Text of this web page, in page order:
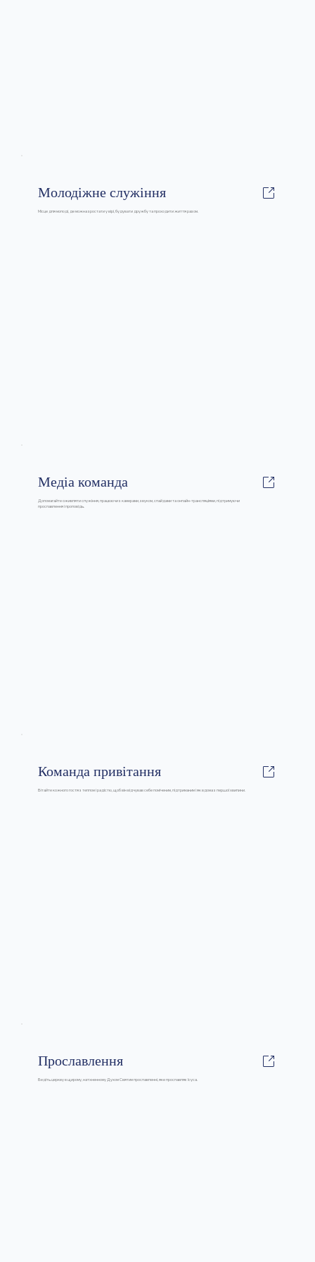
Молодіжне служіння
Місце для молоді, де можна зростати у вірі, будувати дружбу та проходити життя разом.
Медіа команда
Допомагайте оживляти служіння, працюючи з камерами, звуком, слайдами та онлайн-трансляціями, підтримуючи
прославлення і проповідь.
Команда привітання
Вітайте кожного гостя з теплом і радістю, щоб він відчував себе поміченим, підтриманим і як вдома з першої хвилини.
Прославлення
Ведіть церкву в щирому, натхненному Духом Святим прославленні, яке прославляє Ісуса.